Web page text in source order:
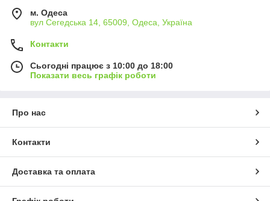
м. Одеса
вул Сегедська 14, 65009, Одеса, Україна
Контакти
Сьогодні працює з 10:00 до 18:00
Показати весь графік роботи
Про нас
Контакти
Доставка та оплата